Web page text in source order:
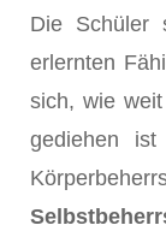
Die Schüler
erlernten
sich, wie
gediehen